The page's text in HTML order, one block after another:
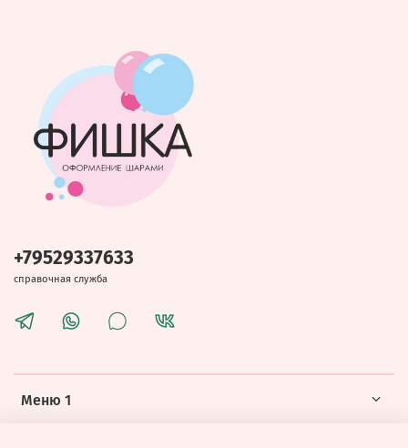
Меню 1
+79529337633
справочная служба